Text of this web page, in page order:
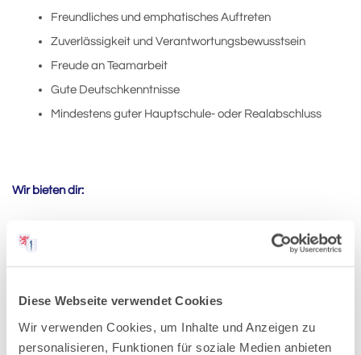
Diese Webseite verwendet Cookies
Wir verwenden Cookies, um Inhalte und Anzeigen zu
personalisieren, Funktionen für soziale Medien anbieten
Freundliches und emphatisches Auftreten
Zuverlässigkeit und Verantwortungsbewusstsein
Freude an Teamarbeit
Gute Deutschkenntnisse
Mindestens guter Hauptschule- oder Realabschluss
Wir bieten dir:
Faire Ausbildungsvergütung
Wertschätzung und Unterstützung im Arbeitsalltag